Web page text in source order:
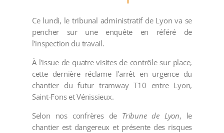
Ce lundi, le tribunal administratif de Lyon va se
pencher sur une enquête en référé de
l’inspection du travail.
À l'issue de quatre visites de contrôle sur place,
cette dernière réclame l'arrêt en urgence du
chantier du futur tramway T10 entre Lyon,
Saint-Fons et Vénissieux.
Selon nos confrères de Tribune de Lyon, le
chantier est dangereux et présente des risques